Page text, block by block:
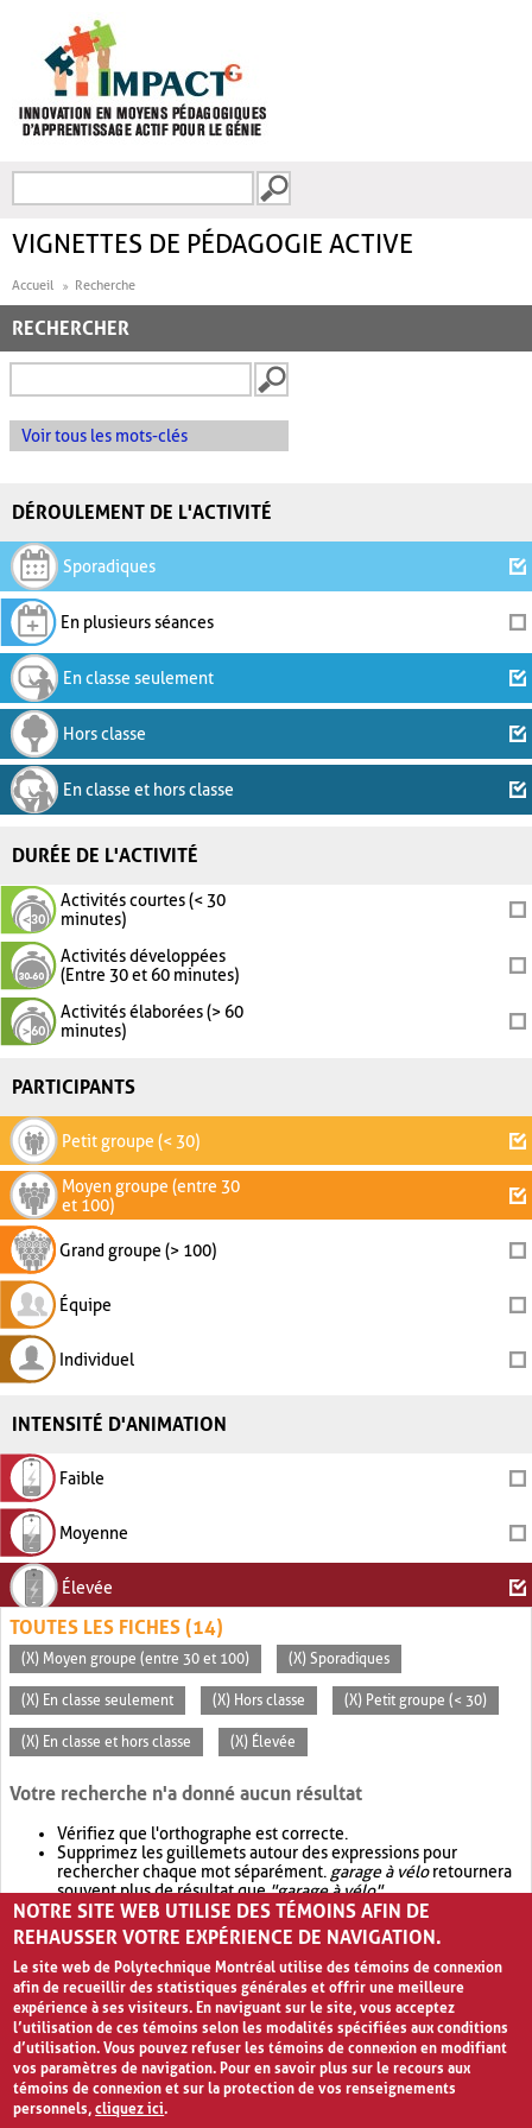
FORMULAIRE DE
VIGNETTES DE PÉDAGOGIE ACTIVE
Accueil Recherche
RECHERCHER
Voir tous les mots-clés
DÉROULEMENT DE L'ACTIVITÉ
Sporadiques
En plusieurs séances
En classe seulement
Hors classe
En classe et hors classe
DURÉE DE L'ACTIVITÉ
Activités courtes (< 30
minutes)
Activités développées
(Entre 30 et 60 minutes)
Activités élaborées (> 60
minutes)
PARTICIPANTS
Petit groupe (< 30)
Moyen groupe (entre 30
et 100)
Grand groupe (> 100)
Équipe
Individuel
INTENSITÉ D'ANIMATION
Faible
Moyenne
Élevée
TOUTES LES FICHES (14)
(X) Moyen groupe (entre 30 et 100) (X) Sporadiques
(X) En classe seulement (X) Hors classe (X) Petit groupe (< 30)
(X) En classe et hors classe (X) Élevée
Votre recherche n'a donné aucun résultat
Vérifiez que l'orthographe est correcte.
Supprimez les guillemets autour des expressions pour
rechercher chaque mot séparément. garage à véloretournera
souvent plus de résultat que"garage à vélo".
Envisagez d'élargir votre recherche avec OR.garage OR vélo
retournera souvent plus de résultat quegarage à vélo
NOTRE SITE WEB UTILISE DES TÉMOINS AFIN DE
REHAUSSER VOTRE EXPÉRIENCE DE NAVIGATION.
Le site web de Polytechnique Montréal utilise des témoins de connexion
afin de recueillir des statistiques générales et offrir une meilleure
expérience à ses visiteurs. En naviguant sur le site, vous acceptez
l’utilisation de ces témoins selon les modalités spécifiées aux conditions
d’utilisation. Vous pouvez refuser les témoins de connexion en modifiant
vos paramètres de navigation. Pour en savoir plus sur le recours aux
témoins de connexion et sur la protection de vos renseignements
personnels,cliquez ici.